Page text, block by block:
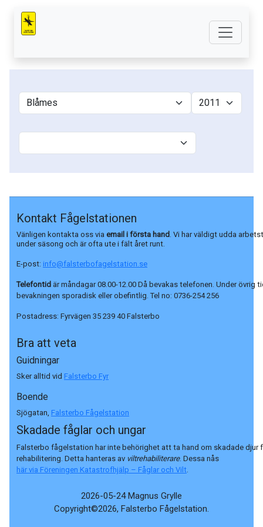
Kontakt Fågelstationen
Vänligen kontakta oss via email i första hand. Vi har väldigt udda
under säsong och är ofta ute i fält året runt.
E-post: info@falsterbofagelstation.se
Telefontid är måndagar 08.00-12.00 Då bevakas telefonen. Under övrig
bevakningen sporadisk eller obefintlig. Tel no: 0736-254 256
Postadress: Fyrvägen 35 239 40 Falsterbo
Bra att veta
Guidningar
Sker alltid vid Falsterbo Fyr
Boende
Sjögatan, Falsterbo Fågelstation
Skadade fåglar och ungar
Falsterbo fågelstation har inte behörighet att ta hand om skadade djur
rehabilitering. Detta hanteras av viltrehabiliterare. Dessa nås
här via Föreningen Katastrofhjälp – Fåglar och Vilt.
2026-05-24 Magnus Grylle
Copyright©2026, Falsterbo Fågelstation.